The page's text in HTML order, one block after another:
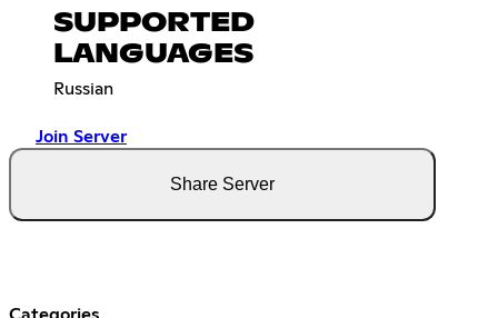
SUPPORTED
LANGUAGES
Russian
Join Server
Share Server
Categories